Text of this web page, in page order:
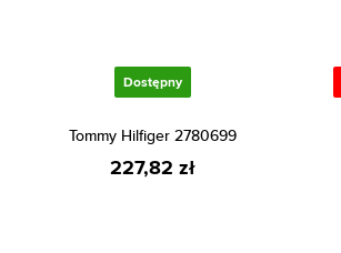
Dostępny
Tommy Hilfiger 2780699
227,82 zł